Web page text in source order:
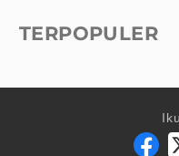
TERPOPULER